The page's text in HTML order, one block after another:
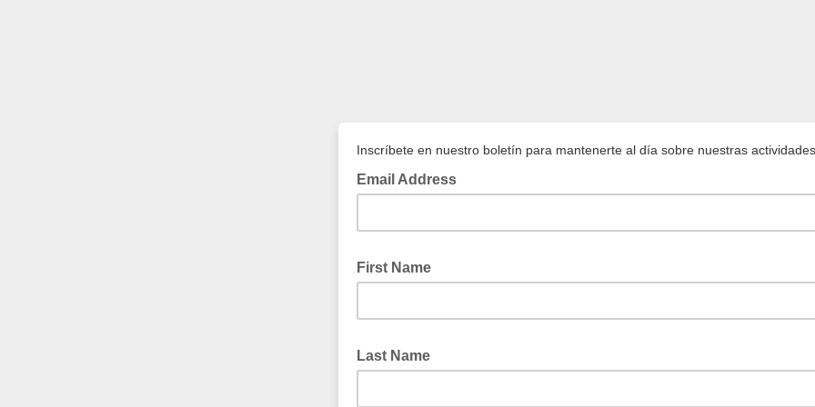
Inscríbete en nuestro boletín para mantenerte al día sobre nuestras
Email Address
First Name
Last Name